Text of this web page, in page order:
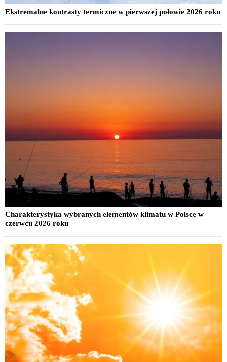
Ekstremalne kontrasty termiczne w pierwszej połowie 2026 roku
Charakterystyka wybranych elementów klimatu w Polsce w
czerwcu 2026 roku